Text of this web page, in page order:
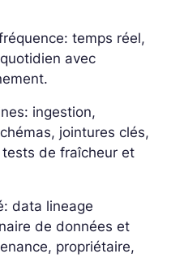
temps réel,
avec
ingestion,
jointures clés,
de fraîcheur et
data lineage
de données et
propriétaire,